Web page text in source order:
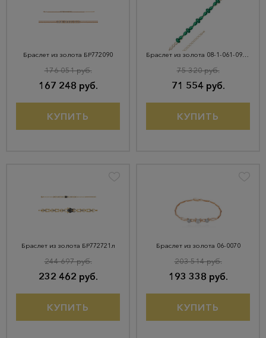
Браслет из золота БР772090
167 248 руб.
176 051 руб.
КУПИТЬ
Браслет из золота 08-1-061-0900-010
71 554 руб.
75 320 руб.
КУПИТЬ
Браслет из золота БР772721л
232 462 руб.
244 697 руб.
КУПИТЬ
Браслет из золота 06-0070
193 338 руб.
203 514 руб.
КУПИТЬ